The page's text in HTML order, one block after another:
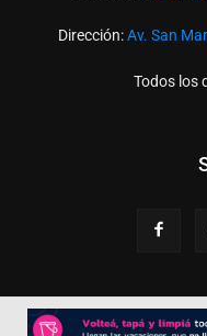
Dirección:Av. San
Todos los